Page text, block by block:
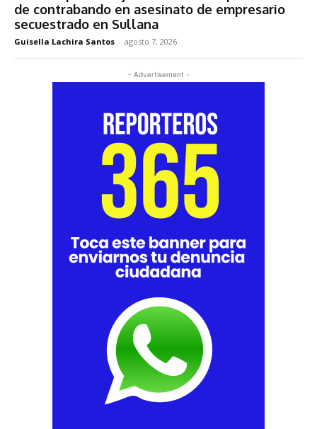
de contrabando en asesinato de empresario
secuestrado en Sullana
Guisella Lachira Santos - agosto 7, 2026
- Advertisement -